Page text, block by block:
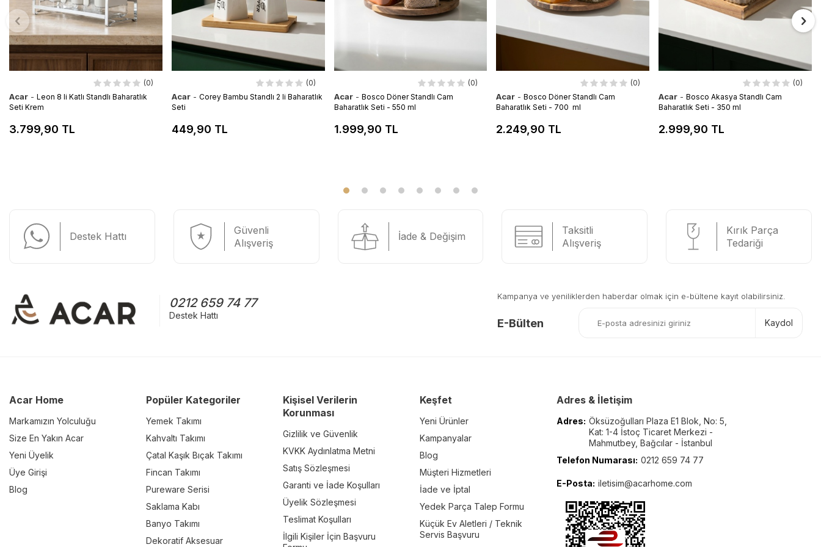
(0)
Acar - Leon 8 li Katlı Standlı Baharatlık
Seti Krem
3.799,90 TL
(0)
Acar - Corey Bambu Standlı 2 li Baharatlık
Seti
449,90 TL
(0)
Acar - Bosco Döner Standlı Cam
Baharatlık Seti - 550 ml
1.999,90 TL
(0)
Acar - Bosco Döner Standlı Cam
Baharatlık Seti - 700 ml
2.249,90 TL
(0)
Acar - Bosco Akasya Standlı Cam
Baharatlık Seti - 350 ml
2.999,90 TL
Destek Hattı
Güvenli
Alışveriş
İade & Değişim
Taksitli
Alışveriş
Kırık Parça
Tedariği
0212 659 74 77
Destek Hattı
Kampanya ve yeniliklerden haberdar olmak için e-bültene kayıt olabilirsiniz.
E-Bülten Kaydol
Acar Home
Markamızın Yolculuğu
Size En Yakın Acar
Yeni Üyelik
Üye Girişi
Blog
Popüler Kategoriler
Yemek Takımı
Kahvaltı Takımı
Çatal Kaşık Bıçak Takımı
Fincan Takımı
Pureware Serisi
Saklama Kabı
Banyo Takımı
Dekoratif Aksesuar
Kişisel Verilerin
Korunması
Gizlilik ve Güvenlik
KVKK Aydınlatma Metni
Satış Sözleşmesi
Garanti ve İade Koşulları
Üyelik Sözleşmesi
Teslimat Koşulları
İlgili Kişiler İçin Başvuru
Keşfet
Yeni Ürünler
Kampanyalar
Blog
Müşteri Hizmetleri
İade ve İptal
Yedek Parça Talep Formu
Küçük Ev Aletleri / Teknik
Servis Başvuru
Adres & İletişim
Adres: Öksüzoğulları Plaza E1 Blok, No: 5,
Kat: 1-4 İstoç Ticaret Merkezi -
Mahmutbey, Bağcılar - İstanbul
Telefon Numarası: 0212 659 74 77
E-Posta: iletisim@acarhome.com